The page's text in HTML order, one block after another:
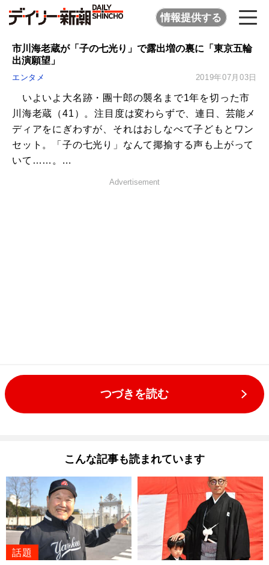
情報提供する
市川海老蔵が「子の七光り」で露出増の裏に「東京五輪
出演願望」
エンタメ 2019年07月03日
いよいよ大名跡・團十郎の襲名まで1年を切った市
川海老蔵（41）。注目度は変わらずで、連日、芸能メ
ディアをにぎわすが、それはおしなべて子どもとワン
セット。「子の七光り」なんて揶揄する声も上がって
いて……。...
Advertisement
つづきを読む
こんな記事も読まれています
話題